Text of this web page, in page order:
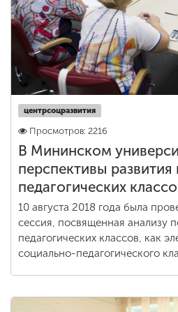
Наука
Международная
деятельность
Другие виды
деятельности
Студенческая жизнь
Сведения об
образовательной
организации
центрсоцразвития
Просмотров: 2216
В Мининском
перспективы
педагогических
10 августа 2018 года была
сессия, посвященная анализу
педагогических классов, как
социально-педагогического